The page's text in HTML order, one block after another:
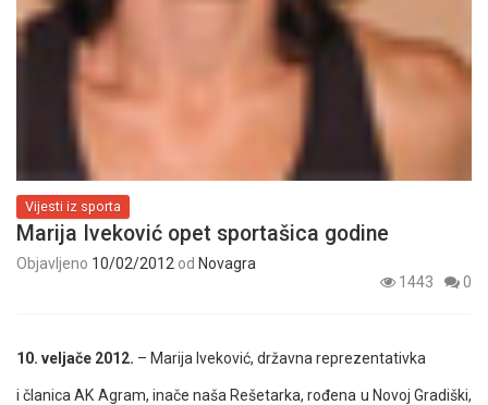
Vijesti iz sporta
Marija Iveković opet sportašica godine
Objavljeno 10/02/2012 od Novagra
1443
0
10. veljače 2012. – Marija Iveković, državna reprezentativka
i članica AK Agram, inače naša Rešetarka, rođena u Novoj Gradiški,